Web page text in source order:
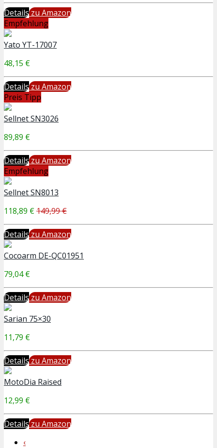
Detailszu Amazon
Empfehlung
Yato YT-17007
48,15 €
Detailszu Amazon
Preis Tipp
Sellnet SN3026
89,89 €
Detailszu Amazon
Empfehlung
Sellnet SN8013
118,89 €149,99 €
Detailszu Amazon
Cocoarm DE-QC01951
79,04 €
Detailszu Amazon
Sarian 75×30
11,79 €
Detailszu Amazon
MotoDia Raised
12,99 €
Detailszu Amazon
‹